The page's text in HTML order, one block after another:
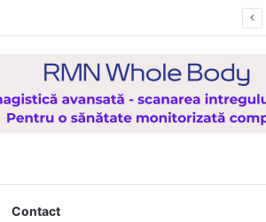
Contact